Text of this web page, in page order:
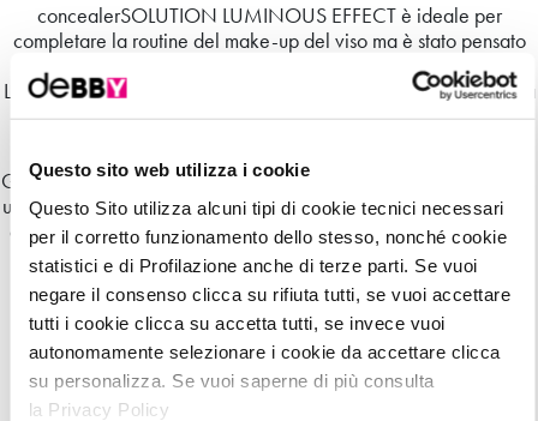
Questo sito web utilizza i cookie
Questo Sito utilizza alcuni tipi di cookie tecnici necessari
per il corretto funzionamento dello stesso, nonché cookie
statistici e di Profilazione anche di terze parti. Se vuoi
negare il consenso clicca su rifiuta tutti, se vuoi accettare
tutti i cookie clicca su accetta tutti, se invece vuoi
autonomamente selezionare i cookie da accettare clicca
su personalizza. Se vuoi saperne di più consulta
la Privacy Policy
concealerSOLUTION LUMINOUS EFFECT è ideale per
completare la routine del make-up del viso ma è stato pensato
anche per essere l’alleato senza rivali delle party lovers!
La texture fluida
è facile da sfumare sulle imperfezioni e la sua
formulazione garantisce un’ottima copertura degli inestetismi
Grazie all’alta concentrazione dei super poteri del
unisce alla perfomance di un make-up professionale, unpool di
attivi anti-faticamirati a rivitalizzare e illuminare lo sguardo.
Il pratico formato con l’applicatore a spugnetta è stato pensato
per facilitare l’applicazione: il risultato è impeccabile e le
hangover survivors avranno finalmente una nuova beauty
weapon.
Disponibile in 4 nuances:
N°01 LIGHT BEIGE